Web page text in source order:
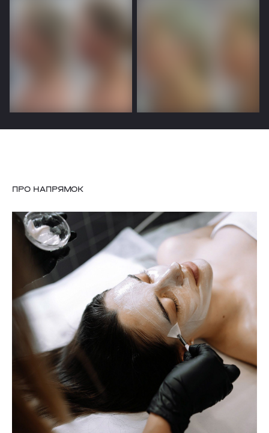
ПРО НАПРЯМОК